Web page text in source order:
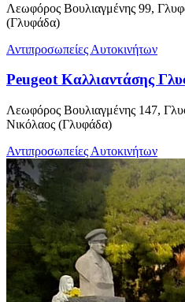
Λεωφόρος Βουλιαγμένης 99,
(Γλυφάδα)
Αντιπροσωπείες Αυτοκινήτων
Peugeot Καλλιαντάσης
Λεωφόρος Βουλιαγμένης 147,
Νικόλαος (Γλυφάδα)
Αντιπροσωπείες Αυτοκινήτων